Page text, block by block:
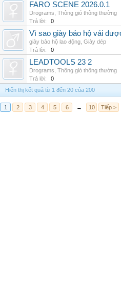
FARO SCENE 2026.0.1
Drograms Thông gió thông thường
Trả lời:
0
Vì sao giày bảo hộ vải
giày bảo hộ lao động Giày dép
Trả lời:
0
LEADTOOLS 23 2
Drograms Thông gió thông thường
Trả lời:
0
Hiển thị kết quả từ 1 đến 20 của 200
1 2 3 4 5 6 → 10 Tiếp >